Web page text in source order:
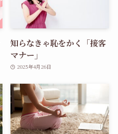
知らなきゃ恥をかく「接客
マナー」
2025年4月26日